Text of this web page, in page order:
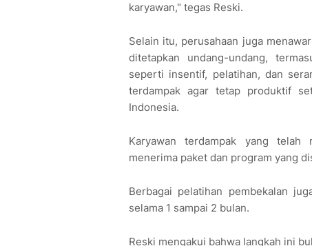
karyawan," tegas Reski.
Selain itu, perusahaan juga
ditetapkan undang-undang,
seperti insentif, pelatihan, dan
terdampak agar tetap produktif
Indonesia.
Karyawan terdampak yang telah
menerima paket dan program yang
Berbagai pelatihan pembekalan
selama 1 sampai 2 bulan.
Reski mengakui bahwa langkah ini